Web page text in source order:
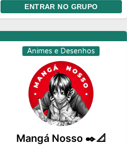
no PV que ele respondera
assim que puder Não precisa
se apresentar quando entrar
no grupo
ENTRAR NO GRUPO
Animes e Desenhos
Mangá Nosso ✒️📐